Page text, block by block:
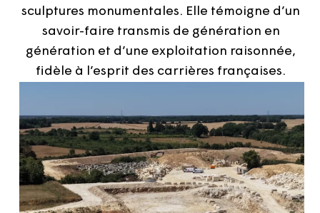
sculptures monumentales. Elle témoigne d’un
savoir-faire transmis de génération en
génération et d’une exploitation raisonnée,
fidèle à l’esprit des carrières françaises.